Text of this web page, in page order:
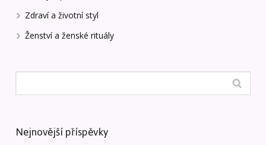
Zdraví a životní styl
Ženství a ženské rituály
Nejnovější příspěvky